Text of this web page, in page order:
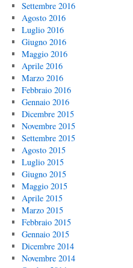
Settembre 2016
Agosto 2016
Luglio 2016
Giugno 2016
Maggio 2016
Aprile 2016
Marzo 2016
Febbraio 2016
Gennaio 2016
Dicembre 2015
Novembre 2015
Settembre 2015
Agosto 2015
Luglio 2015
Giugno 2015
Maggio 2015
Aprile 2015
Marzo 2015
Febbraio 2015
Gennaio 2015
Dicembre 2014
Novembre 2014